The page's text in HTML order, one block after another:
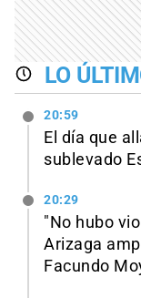
LO
20:59
El día que
sublevado
20:29
"No hubo
Arizaga
Facundo